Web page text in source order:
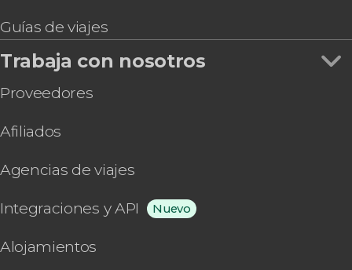
Guías de viajes
Trabaja con nosotros
Proveedores
Afiliados
Agencias de viajes
Integraciones y API Nuevo
Alojamientos